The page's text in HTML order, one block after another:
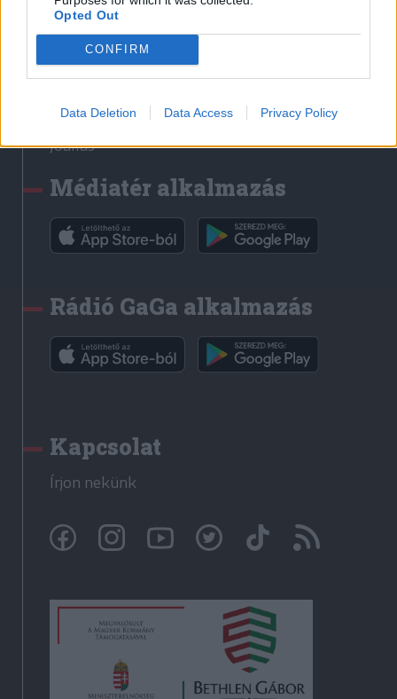
Opted Out
CONFIRM
Data Deletion Data Access Privacy Policy
Bihari Napló
Erdélyi Napló
Főtér
Rádió GaGa
Jóállás
Médiatér alkalmazás
Rádió GaGa alkalmazás
Kapcsolat
Írjon nekünk